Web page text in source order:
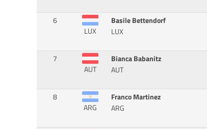
6
LUX
Basile Bettendorf
LUX
7
AUT
Bianca Babanitz
AUT
8
ARG
Franco Martinez
ARG